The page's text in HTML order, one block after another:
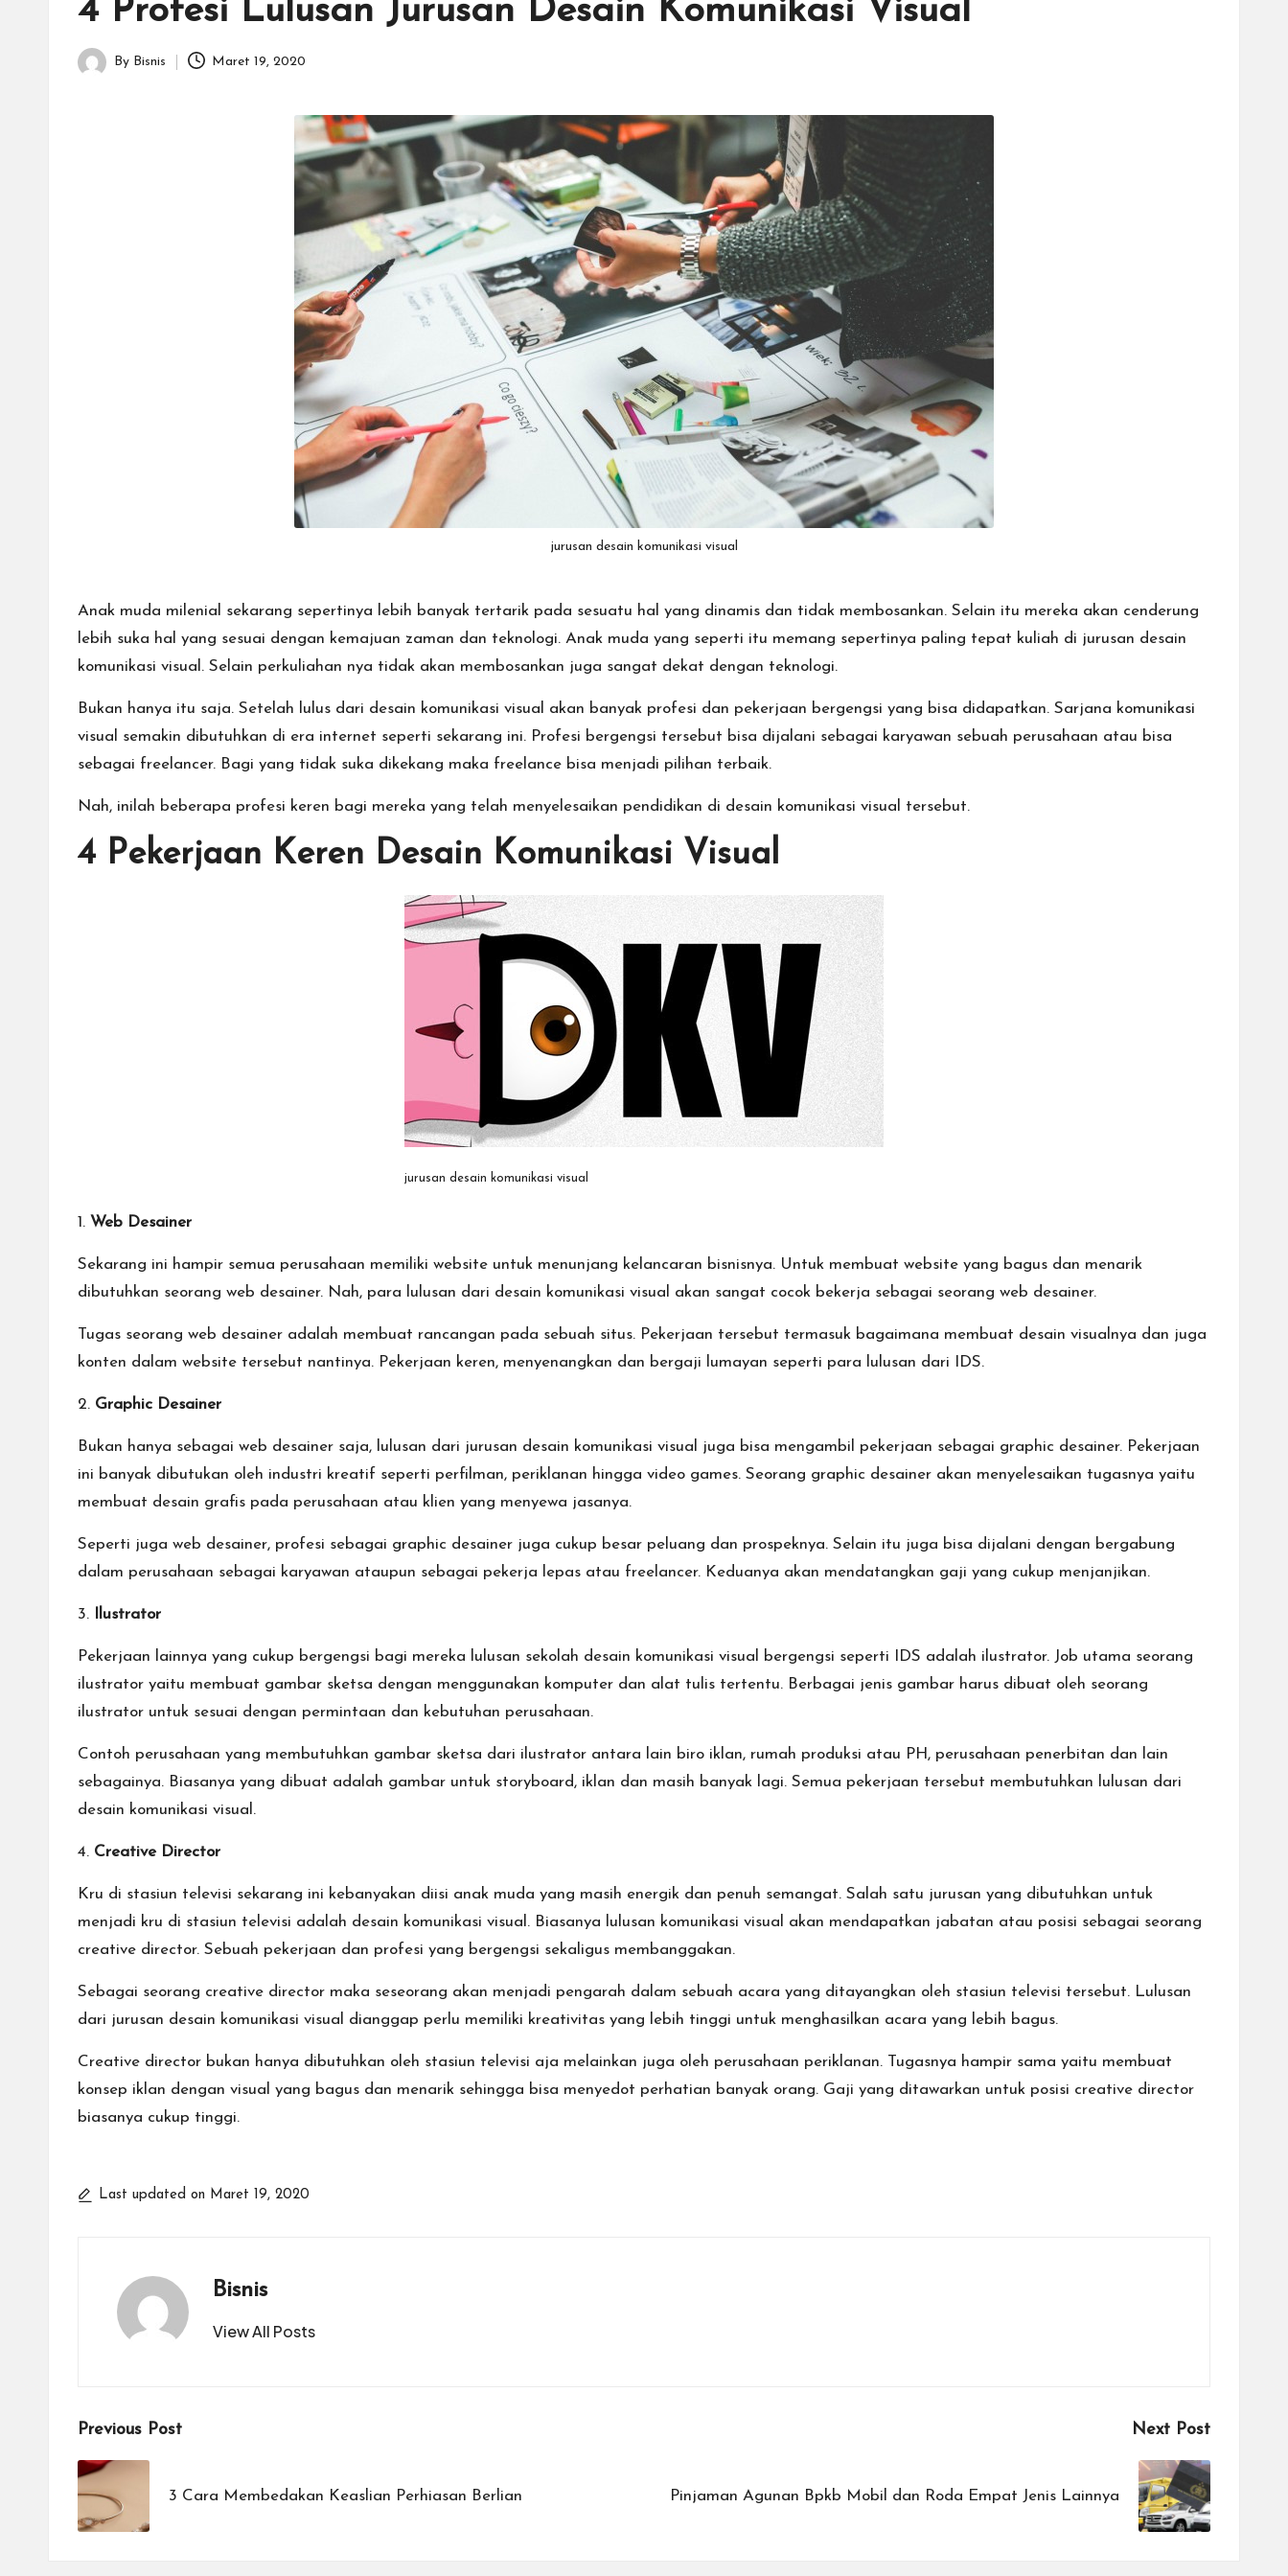
4 Profesi Lulusan Jurusan Desain Komunikasi Visual
Posted
By Bisnis Maret 19, 2020
jurusan desain komunikasi visual
Anak muda milenial sekarang sepertinya lebih banyak tertarik pada sesuatu hal yang dinamis dan tidak membosankan. Selain itu mereka akan cenderung
lebih suka hal yang sesuai dengan kemajuan zaman dan teknologi. Anak muda yang seperti itu memang sepertinya paling tepat kuliah di jurusan desain
komunikasi visual . Selain perkuliahan nya tidak akan membosankan juga sangat dekat dengan teknologi.
Bukan hanya itu saja. Setelah lulus dari desain komunikasi visual akan banyak profesi dan pekerjaan bergengsi yang bisa didapatkan. Sarjana komunikasi
visual semakin dibutuhkan di era internet seperti sekarang ini. Profesi bergengsi tersebut bisa dijalani sebagai karyawan sebuah perusahaan atau bisa
sebagai freelancer. Bagi yang tidak suka dikekang maka freelance bisa menjadi pilihan terbaik.
Nah, inilah beberapa profesi keren bagi mereka yang telah menyelesaikan pendidikan di desain komunikasi visual tersebut.
4 Pekerjaan Keren Desain Komunikasi Visual
jurusan desain komunikasi visual
1. Web Desainer
Sekarang ini hampir semua perusahaan memiliki website untuk menunjang kelancaran bisnisnya. Untuk membuat website yang bagus dan menarik
dibutuhkan seorang web desainer. Nah, para lulusan dari desain komunikasi visual akan sangat cocok bekerja sebagai seorang web desainer.
Tugas seorang web desainer adalah membuat rancangan pada sebuah situs. Pekerjaan tersebut termasuk bagaimana membuat desain visualnya dan juga
konten dalam website tersebut nantinya. Pekerjaan keren, menyenangkan dan bergaji lumayan seperti para lulusan dari IDS.
2. Graphic Desainer
Bukan hanya sebagai web desainer saja, lulusan dari jurusan desain komunikasi visual juga bisa mengambil pekerjaan sebagai graphic desainer. Pekerjaan
ini banyak dibutukan oleh industri kreatif seperti perfilman, periklanan hingga video games. Seorang graphic desainer akan menyelesaikan tugasnya yaitu
membuat desain grafis pada perusahaan atau klien yang menyewa jasanya.
Seperti juga web desainer, profesi sebagai graphic desainer juga cukup besar peluang dan prospeknya. Selain itu juga bisa dijalani dengan bergabung
dalam perusahaan sebagai karyawan ataupun sebagai pekerja lepas atau freelancer. Keduanya akan mendatangkan gaji yang cukup menjanjikan.
3. Ilustrator
Pekerjaan lainnya yang cukup bergengsi bagi mereka lulusan sekolah desain komunikasi visual bergengsi seperti IDS adalah ilustrator. Job utama seorang
ilustrator yaitu membuat gambar sketsa dengan menggunakan komputer dan alat tulis tertentu. Berbagai jenis gambar harus dibuat oleh seorang
ilustrator untuk sesuai dengan permintaan dan kebutuhan perusahaan.
Contoh perusahaan yang membutuhkan gambar sketsa dari ilustrator antara lain biro iklan, rumah produksi atau PH, perusahaan penerbitan dan lain
sebagainya. Biasanya yang dibuat adalah gambar untuk storyboard, iklan dan masih banyak lagi. Semua pekerjaan tersebut membutuhkan lulusan dari
desain komunikasi visual.
4. Creative Director
Kru di stasiun televisi sekarang ini kebanyakan diisi anak muda yang masih energik dan penuh semangat. Salah satu jurusan yang dibutuhkan untuk
menjadi kru di stasiun televisi adalah desain komunikasi visual. Biasanya lulusan komunikasi visual akan mendapatkan jabatan atau posisi sebagai seorang
creative director. Sebuah pekerjaan dan profesi yang bergengsi sekaligus membanggakan.
Sebagai seorang creative director maka seseorang akan menjadi pengarah dalam sebuah acara yang ditayangkan oleh stasiun televisi tersebut. Lulusan
dari jurusan desain komunikasi visual dianggap perlu memiliki kreativitas yang lebih tinggi untuk menghasilkan acara yang lebih bagus.
Creative director bukan hanya dibutuhkan oleh stasiun televisi aja melainkan juga oleh perusahaan periklanan. Tugasnya hampir sama yaitu membuat
konsep iklan dengan visual yang bagus dan menarik sehingga bisa menyedot perhatian banyak orang. Gaji yang ditawarkan untuk posisi creative director
biasanya cukup tinggi.
Last updated on Maret 19, 2020
Bisnis
View All Posts
Post
navigation
Previous Post
3 Cara Membedakan Keaslian Perhiasan Berlian
Next Post
Pinjaman Agunan Bpkb Mobil dan Roda Empat Jenis Lainnya